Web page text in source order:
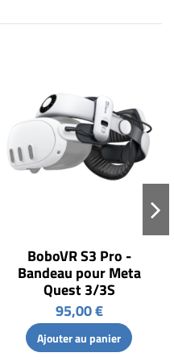
BoboVR S3 Pro -
Bandeau pour Meta
Quest 3/3S
95,00 €
Ajouter au panier